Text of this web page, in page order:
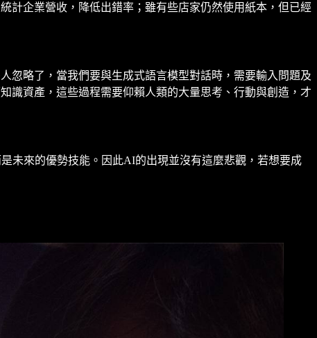
計企業營收，降低出錯率；雖有些店家仍然使用紙本，但已經
忽略了，當我們要與生成式語言模型對話時，需要輸入問題及
識資產，這些過程需要仰賴人類的大量思考、行動與創造，才
未來的優勢技能。因此AI的出現並沒有這麼悲觀，若想要成